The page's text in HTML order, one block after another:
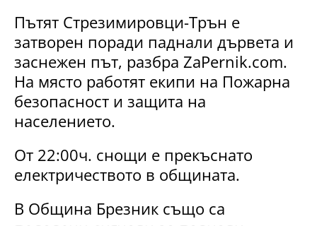
Пътят Стрезимировци-Трън е
затворен поради паднали дървета и
заснежен път, разбра ZaPernik.com.
На място работят екипи на Пожарна
безопасност и защита на
населението.
От 22:00ч. снощи е прекъснато
електричеството в общината.
В Община Брезник също са